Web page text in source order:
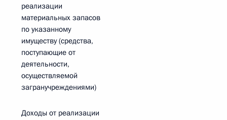
реализации
материальных запасов
по указанному
имуществу (средства,
поступающие от
деятельности,
осуществляемой
загранучреждениями)
Доходы от реализации